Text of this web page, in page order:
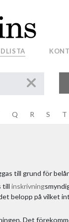
Q R S T
till grund för
till inskrivning
belopp på vilket
Det